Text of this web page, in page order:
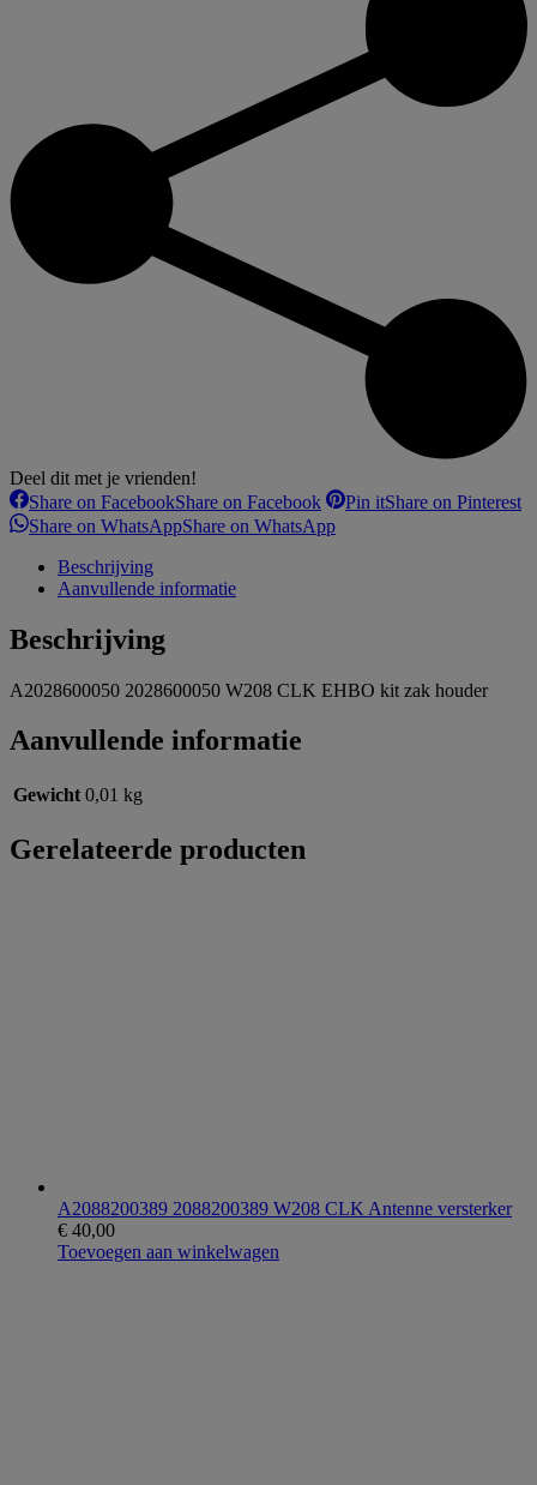
Deel dit met je vrienden!
Share on FacebookShare on Facebook Pin itShare on Pinterest
Share on WhatsAppShare on WhatsApp
Beschrijving
Aanvullende informatie
Beschrijving
A2028600050 2028600050 W208 CLK EHBO kit zak houder
Aanvullende informatie
Gewicht 0,01 kg
Gerelateerde producten
A2088200389 2088200389 W208 CLK Antenne versterker
€ 40,00
Toevoegen aan winkelwagen